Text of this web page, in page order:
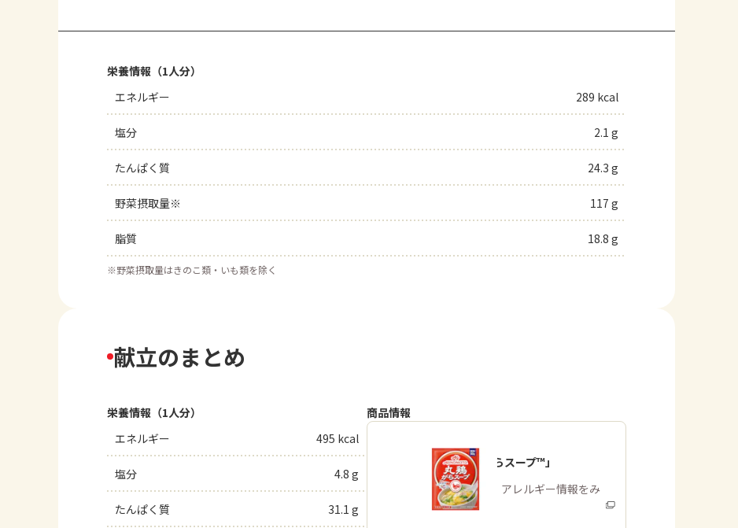
栄養情報（1人分）
エネルギー
289 kcal
塩分 2.1 g
たんぱく質 24.3 g
野菜摂取量※ 117 g
脂質 18.8 g
※野菜摂取量はきのこ類・いも類を除く
献立のまとめ
栄養情報（1人分）
エネルギー
495 kcal
塩分 4.8 g
たんぱく質 31.1 g
商品情報
「丸鶏がらスープ™」
商品・アレルギー情報をみ
る